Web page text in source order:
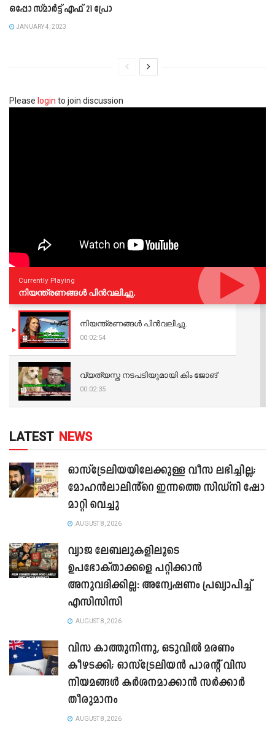
ഒപ്പോ സ്‌മാർട്ട്‌ എഫ് 21 പ്രോ
JANUARY 4, 2023
Please login to join discussion
Currently Playing
നിയന്ത്രണങ്ങള്‍ പിന്‍വലിച്ചു.
നിയന്ത്രണങ്ങള്‍ പിന്‍വലിച്ചു.
00:02:54
വ്യത്യസ്ത നടപടിയുമായി കിം ജോങ്
00:02:35
LATEST NEWS
ഓസ്‌ട്രേലിയയിലേക്കുള്ള വീസ ലഭിച്ചില്ല;
മോഹൻലാലിൻ്റെ ഇന്നത്തെ സിഡ്നി ഷോ
മാറ്റി വെച്ചു
AUGUST 8, 2026
വ്യാജ ലേബലുകളിലൂടെ
ഉപഭോക്താക്കളെ പറ്റിക്കാൻ
അനുവദിക്കില്ല: അന്വേഷണം പ്രഖ്യാപിച്ച്
എസിസിസി
AUGUST 8, 2026
വിസ കാത്തുനിന്നു, ഒടുവിൽ മരണം
കീഴടക്കി; ഓസ്‌ട്രേലിയൻ പാരന്റ് വിസ
നിയമങ്ങൾ കർശനമാക്കാൻ സർക്കാർ
തീരുമാനം
AUGUST 8, 2026